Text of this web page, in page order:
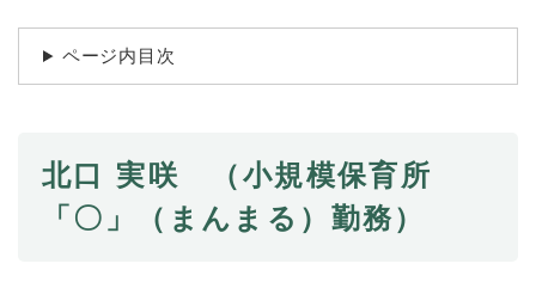
ュ
ひ
ら
く
税金
交通
ペット・動物
ページ内目次
北口 実咲 （小規模保育所
「〇」（まんまる）勤務）